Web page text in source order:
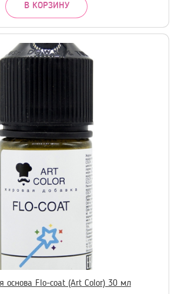
В КОРЗИНУ
основа Flo-coat (Art Color) 30 мл